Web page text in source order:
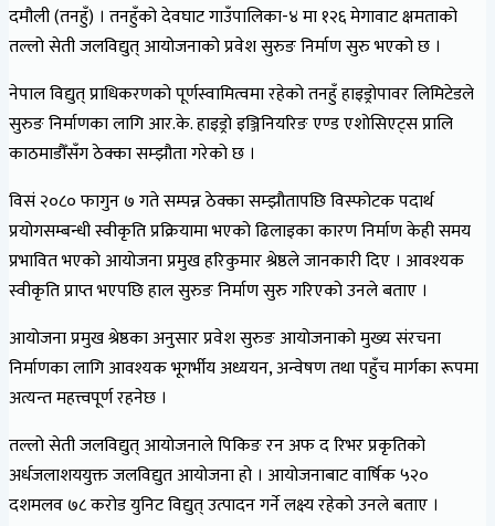
दमौली (तनहुँ) । तनहुँको देवघाट गाउँपालिका-४ मा १२६ मेगावाट क्षमताको
तल्लो सेती जलविद्युत् आयोजनाको प्रवेश सुरुङ निर्माण सुरु भएको छ ।
नेपाल विद्युत् प्राधिकरणको पूर्णस्वामित्वमा रहेको तनहुँ हाइड्रोपावर लिमिटेडले
सुरुङ निर्माणका लागि आर.के. हाइड्रो इञ्जिनियरिङ एण्ड एशोसिएट्स प्रालि
काठमाडौँसँग ठेक्का सम्झौता गरेको छ ।
विसं २०८० फागुन ७ गते सम्पन्न ठेक्का सम्झौतापछि विस्फोटक पदार्थ
प्रयोगसम्बन्धी स्वीकृति प्रक्रियामा भएको ढिलाइका कारण निर्माण केही समय
प्रभावित भएको आयोजना प्रमुख हरिकुमार श्रेष्ठले जानकारी दिए । आवश्यक
स्वीकृति प्राप्त भएपछि हाल सुरुङ निर्माण सुरु गरिएको उनले बताए ।
आयोजना प्रमुख श्रेष्ठका अनुसार प्रवेश सुरुङ आयोजनाको मुख्य संरचना
निर्माणका लागि आवश्यक भूगर्भीय अध्ययन, अन्वेषण तथा पहुँच मार्गका रूपमा
अत्यन्त महत्त्वपूर्ण रहनेछ ।
तल्लो सेती जलविद्युत् आयोजनाले पिकिङ रन अफ द रिभर प्रकृतिको
अर्धजलाशययुक्त जलविद्युत आयोजना हो । आयोजनाबाट वार्षिक ५२०
दशमलव ७८ करोड युनिट विद्युत् उत्पादन गर्ने लक्ष्य रहेको उनले बताए ।